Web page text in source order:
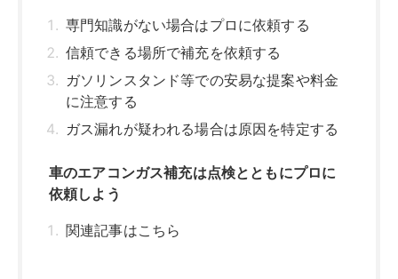
専門知識がない場合はプロに依頼する
信頼できる場所で補充を依頼する
ガソリンスタンド等での安易な提案や料金
に注意する
ガス漏れが疑われる場合は原因を特定する
車のエアコンガス補充は点検とともにプロに
依頼しよう
関連記事はこちら